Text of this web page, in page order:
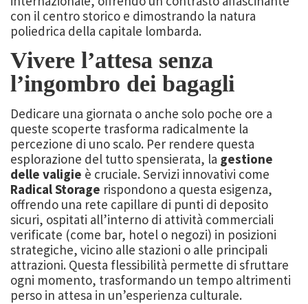
con il centro storico e dimostrando la natura
poliedrica della capitale lombarda.
Vivere l’attesa senza
l’ingombro dei bagagli
Dedicare una giornata o anche solo poche ore a
queste scoperte trasforma radicalmente la
percezione di uno scalo. Per rendere questa
esplorazione del tutto spensierata, la gestione
delle valigie è cruciale. Servizi innovativi come
Radical Storage rispondono a questa esigenza,
offrendo una rete capillare di punti di deposito
sicuri, ospitati all’interno di attività commerciali
verificate (come bar, hotel o negozi) in posizioni
strategiche, vicino alle stazioni o alle principali
attrazioni. Questa flessibilità permette di sfruttare
ogni momento, trasformando un tempo altrimenti
perso in attesa in un’esperienza culturale.